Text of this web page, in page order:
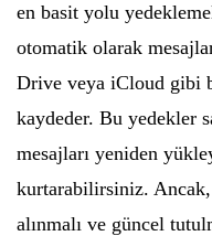
en basit yolu
otomatik olarak
Drive veya iCloud gibi
kaydeder. Bu yedekler
mesajları yeniden
kurtarabilirsiniz. Ancak,
alınmalı ve güncel